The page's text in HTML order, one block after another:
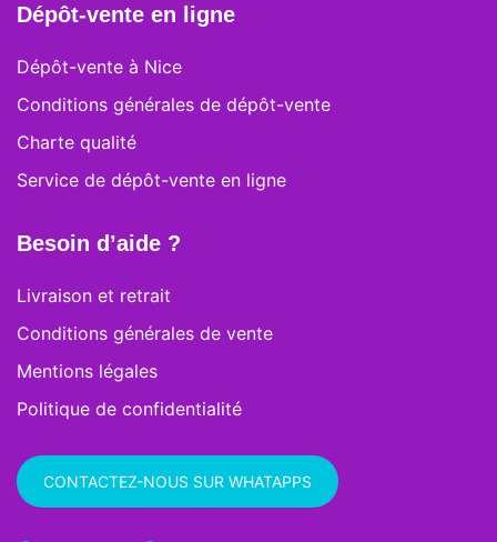
Dépôt-vente en ligne
Dépôt-vente à Nice
Conditions générales de dépôt-vente
Charte qualité
Service de dépôt-vente en ligne
Besoin d’aide ?
Livraison et retrait
Conditions générales de vente
Mentions légales
Politique de confidentialité
CONTACTEZ-NOUS SUR WHATAPPS